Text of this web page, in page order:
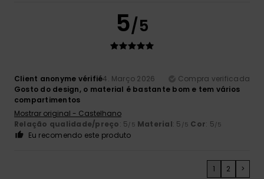
5/5
Client anonyme vérifié4. Março 2026
Compra verificada
Gosto do design, o material é bastante bom e tem vários
compartimentos
Mostrar original - Castelhano
Relação qualidade/preço: 5/5 Material: 5 /5 Cor: 5/5
Eu recomendo este produto
1 2 >